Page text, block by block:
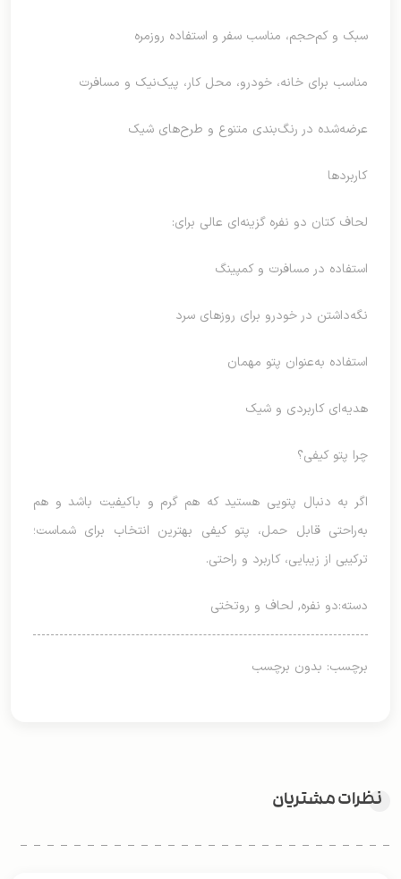
سبک و کم‌حجم، مناسب سفر و استفاده روزمره
مناسب برای خانه، خودرو، محل کار، پیک‌نیک و مسافرت
عرضه‌شده در رنگ‌بندی متنوع و طرح‌های شیک
کاربردها
لحاف کتان دو نفره گزینه‌ای عالی برای:
استفاده در مسافرت و کمپینگ
نگه‌داشتن در خودرو برای روزهای سرد
استفاده به‌عنوان پتو مهمان
هدیه‌ای کاربردی و شیک
چرا پتو کیفی؟
اگر به دنبال پتویی هستید که هم گرم و باکیفیت باشد و هم
به‌راحتی قابل حمل، پتو کیفی بهترین انتخاب برای شماست؛
ترکیبی از زیبایی، کاربرد و راحتی.
دسته:دو نفره, لحاف و روتختی
برچسب: بدون برچسب
نظرات مشتریان